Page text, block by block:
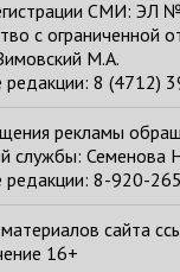
СМИ: ЭЛ
с ограниченной
М.А.
8 (4712)
рекламы
службы: Семенова
редакции: 8-920-
сайта
16+